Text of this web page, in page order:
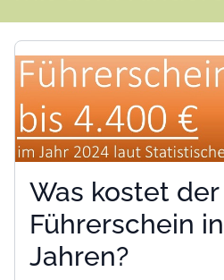
Was kostet der
Führerschein
Jahren?